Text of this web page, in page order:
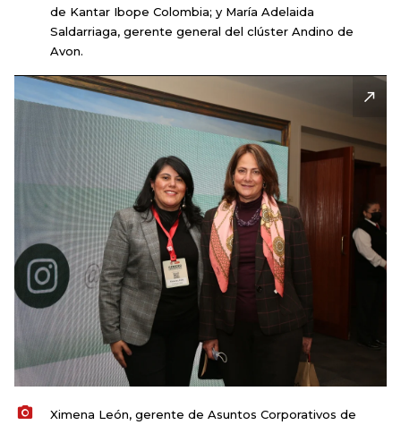
de Kantar Ibope Colombia; y María Adelaida
Saldarriaga, gerente general del clúster Andino de
Avon.
Ximena León, gerente de Asuntos Corporativos de